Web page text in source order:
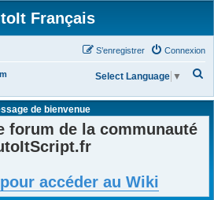
Français
Connexion
S’enregistrer
Select Language ▼
de bienvenue
forum de la communauté
accéder au Wiki